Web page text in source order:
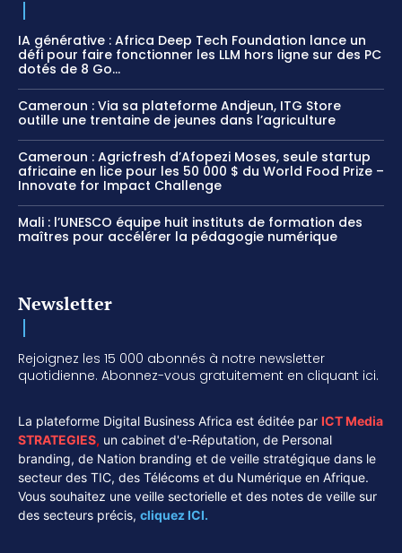
IA générative : Africa Deep Tech Foundation lance un
défi pour faire fonctionner les LLM hors ligne sur des PC
dotés de 8 Go...
Cameroun : Via sa plateforme Andjeun, ITG Store
outille une trentaine de jeunes dans l’agriculture
Cameroun : Agricfresh d’Afopezi Moses, seule startup
africaine en lice pour les 50 000 $ du World Food Prize –
Innovate for Impact Challenge
Mali : l’UNESCO équipe huit instituts de formation des
maîtres pour accélérer la pédagogie numérique
Newsletter
Rejoignez les 15 000 abonnés à notre newsletter
quotidienne. Abonnez-vous gratuitement en cliquant ici.
La plateforme Digital Business Africa est éditée par ICT Media
STRATEGIES, un cabinet d'e-Réputation, de Personal
branding, de Nation branding et de veille stratégique dans le
secteur des TIC, des Télécoms et du Numérique en Afrique.
Vous souhaitez une veille sectorielle et des notes de veille sur
des secteurs précis, cliquez ICI.